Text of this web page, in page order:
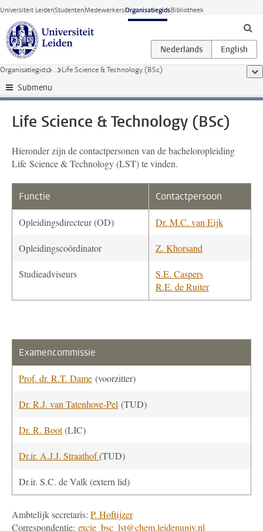
Ga direct naar de inhoud
Universiteit LeidenStudentenMedewerkersOrganisatiegidsBibliotheek
Organisatiegids ... Life Science & Technology (BSc)
Submenu
Life Science & Technology (BSc)
Hieronder zijn de contactpersonen van de bacheloropleiding
Life Science & Technology (LST) te vinden.
Functie Contactpersoon
Opleidingsdirecteur (OD) Dr. M.C. van Eijk
Opleidingscoördinator Z. Khorsand
Studieadviseurs
S.E. Caspers
R.E. de Ruiter
Examencommissie
Prof. dr. R.T. Dame (voorzitter)
Dr. R.J. van Tatenhove-Pel (TUD)
Dr. R. Boot(LIC)
Dr.ir. A.J.J. Straathof(TUD)
Dr.ir. S.C. de Valk (extern lid)
Ambtelijk secretaris: P. Hoftijzer
Correspondentie: excie_bsc_lst@chem.leidenuniv.nl